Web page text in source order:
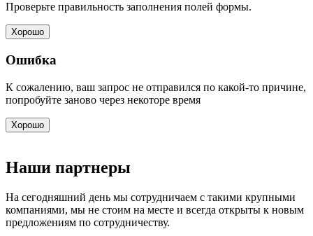
Проверьте правильность заполнения полей формы.
Хорошо
Ошибка
К сожалению, ваш запрос не отправился по какой-то причине,
попробуйте заново через некоторе время
Хорошо
Наши партнеры
На сегодняшний день мы сотрудничаем с такими крупными
компаниями, мы не стоим на месте и всегда открыты к новым
предложениям по сотрудничеству.